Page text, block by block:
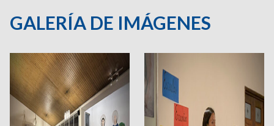
GALERÍA DE IMÁGENES